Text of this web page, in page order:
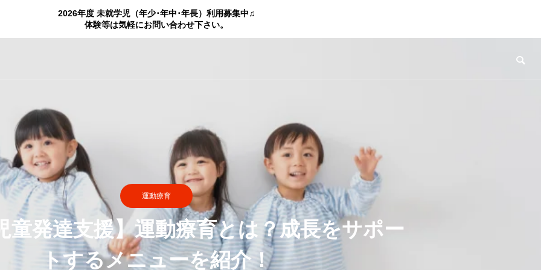
2026年度 未就学児（年少･年中･年長）利用募集中♫
体験等は気軽にお問い合わせ下さい。
運動療育
童発達支援】運動療育とは？成長をサポー
トするメニューを紹介！